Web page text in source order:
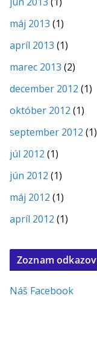
máj 2013 (1)
apríl 2013 (1)
marec 2013 (2)
december 2012 (1)
október 2012 (1)
september 2012 (1)
júl 2012 (1)
jún 2012 (1)
máj 2012 (1)
apríl 2012 (1)
Zoznam odkazov
Náš Facebook